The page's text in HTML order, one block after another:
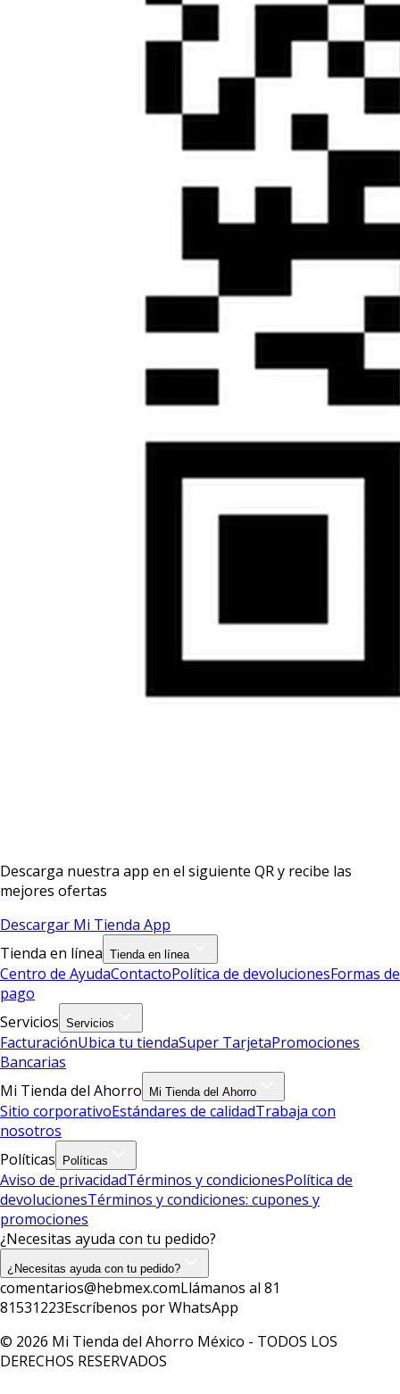
Descarga nuestra app en el siguiente QR y recibe las
mejores ofertas
Descargar Mi Tienda App
Tienda en línea Tienda en línea
Centro de AyudaContactoPolítica de devolucionesFormas de
pago
Servicios Servicios
FacturaciónUbica tu tiendaSuper TarjetaPromociones
Bancarias
Mi Tienda del Ahorro
Mi Tienda del Ahorro
Sitio corporativoEstándares de calidadTrabaja con
nosotros
Políticas
Políticas
Aviso de privacidadTérminos y condicionesPolítica de
devolucionesTérminos y condiciones: cupones y
promociones
¿Necesitas ayuda con tu pedido?
¿Necesitas ayuda con tu pedido?
comentarios@hebmex.comLlámanos al 81
81531223Escríbenos por WhatsApp
© 2026 Mi Tienda del Ahorro México - TODOS LOS
DERECHOS RESERVADOS